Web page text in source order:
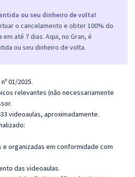
ou seu dinheiro de volta!
o cancelamento e obter 100% do
até 7 dias. Aqui, no Gran, é
ou seu dinheiro de volta.
01/2025.
relevantes (não necessariamente
videoaulas, aproximadamente.
organizadas em conformidade com
das videoaulas.